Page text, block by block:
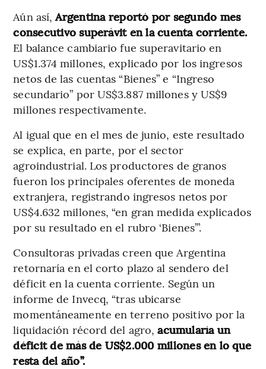
Aún así, Argentina reportó por segundo mes
consecutivo superávit en la cuenta corriente.
El balance cambiario fue superavitario en
US$1.374 millones, explicado por los ingresos
netos de las cuentas “Bienes” e “Ingreso
secundario” por US$3.887 millones y US$9
millones respectivamente.
Al igual que en el mes de junio, este resultado
se explica, en parte, por el sector
agroindustrial. Los productores de granos
fueron los principales oferentes de moneda
extranjera, registrando ingresos netos por
US$4.632 millones, “en gran medida explicados
por su resultado en el rubro ‘Bienes’”.
Consultoras privadas creen que Argentina
retornaría en el corto plazo al sendero del
déficit en la cuenta corriente. Según un
informe de Invecq, “tras ubicarse
momentáneamente en terreno positivo por la
liquidación récord del agro,acumularía un
déficit de más de US$2.000 millones en lo que
resta del año”.